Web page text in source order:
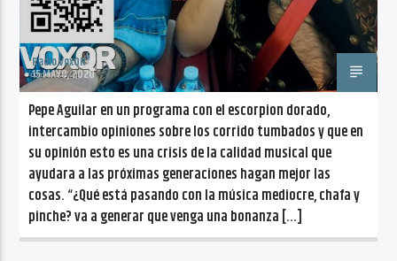
Radio VoxQR
Radio VoxQR
15 MAYO, 2020
Pepe Aguilar en un programa con el escorpion dorado,
intercambio opiniones sobre los corrido tumbados y que en
su opinión esto es una crisis de la calidad musical que
ayudara a las próximas generaciones hagan mejor las
cosas. “¿Qué está pasando con la música mediocre, chafa y
pinche? va a generar que venga una bonanza […]